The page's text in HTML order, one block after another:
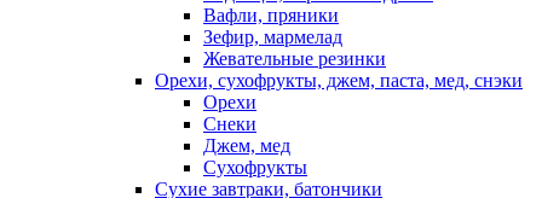
Вафли, пряники
Зефир, мармелад
Жевательные резинки
Орехи, сухофрукты, джем, паста, мед, снэки
Орехи
Снеки
Джем, мед
Сухофрукты
Сухие завтраки, батончики